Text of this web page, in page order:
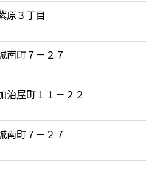
原３丁目
南町７－２７
治屋町１１－２２
南町７－２７